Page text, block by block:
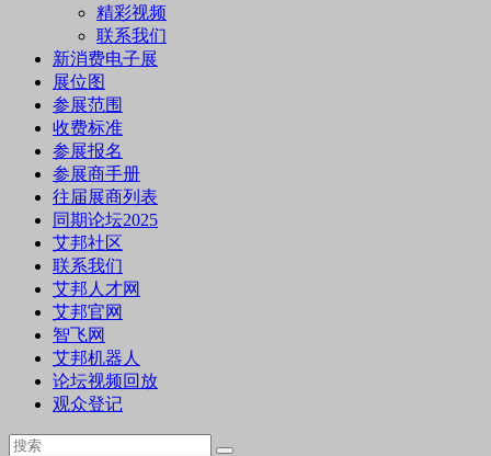
精彩视频
联系我们
新消费电子展
展位图
参展范围
收费标准
参展报名
参展商手册
往届展商列表
同期论坛2025
艾邦社区
联系我们
艾邦人才网
艾邦官网
智飞网
艾邦机器人
论坛视频回放
观众登记